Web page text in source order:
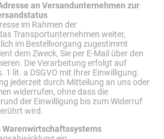
an Versandunternehmen zur
im Rahmen der
Transportunternehmen weiter,
im Bestellvorgang zugestimmt
dem Zweck, Sie per E-Mail über den
Die Verarbeitung erfolgt auf
1 lit. a DSGVO mit Ihrer Einwilligung.
jederzeit durch Mitteilung an uns oder
widerrufen, ohne dass die
der Einwilligung bis zum Widerruf
wird.